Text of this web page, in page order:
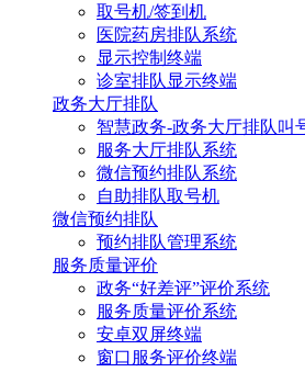
取号机/签到机
医院药房排队系统
显示控制终端
诊室排队显示终端
政务大厅排队
智慧政务-政务大厅排队叫
服务大厅排队系统
微信预约排队系统
自助排队取号机
微信预约排队
预约排队管理系统
服务质量评价
政务“好差评”评价系统
服务质量评价系统
安卓双屏终端
窗口服务评价终端